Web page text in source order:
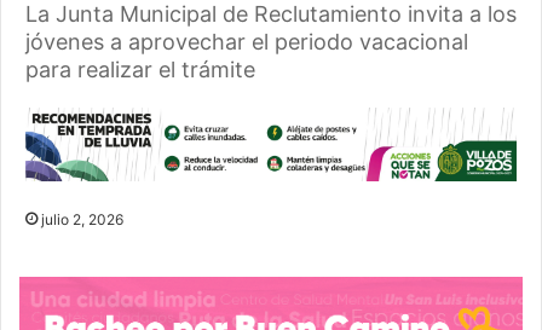
La Junta Municipal de Reclutamiento invita a los
jóvenes a aprovechar el periodo vacacional
para realizar el trámite
julio 2, 2026